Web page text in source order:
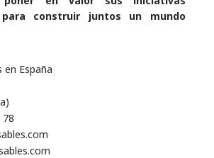
para construir juntos un mundo
en España